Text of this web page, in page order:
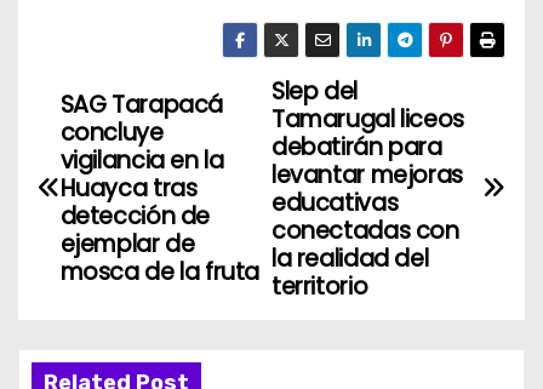
N
v
a
Slep del
Tamarugal liceos
debatirán para
levantar mejoras
educativas
conectadas con
la realidad del
territorio
SAG Tarapacá
concluye
vigilancia en la
Huayca tras
detección de
ejemplar de
mosca de la fruta
Related Post